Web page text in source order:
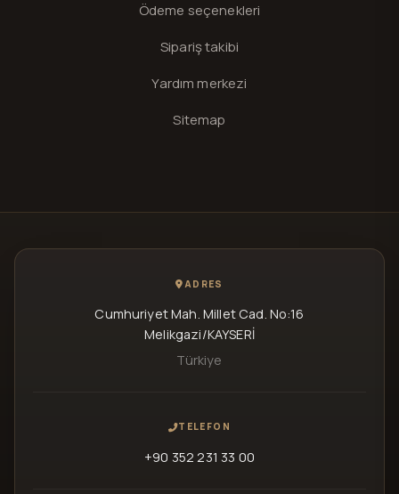
Ödeme seçenekleri
Sipariş takibi
Yardım merkezi
Sitemap
ADRES
Cumhuriyet Mah. Millet Cad. No:16
Melikgazi/KAYSERİ
Türkiye
TELEFON
+90 352 231 33 00